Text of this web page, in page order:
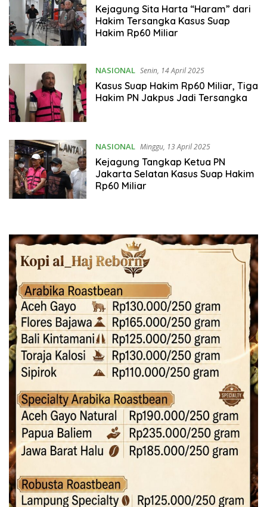
Kejagung Sita Harta “Haram” dari
Hakim Tersangka Kasus Suap
Hakim Rp60 Miliar
NASIONAL Senin, 14 April 2025
Kasus Suap Hakim Rp60 Miliar, Tiga
Hakim PN Jakpus Jadi Tersangka
NASIONAL Minggu, 13 April 2025
Kejagung Tangkap Ketua PN
Jakarta Selatan Kasus Suap Hakim
Rp60 Miliar